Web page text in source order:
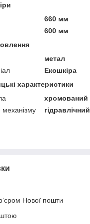
660 мм
600 мм
метал
Екошкіра
характеристики
хромований
механізму
гідравлічний
Нової пошти